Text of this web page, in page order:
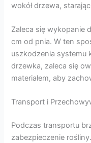
wokół drzewa,
Zaleca się wykopanie
cm od pnia. W ten
uszkodzenia systemu
drzewka, zaleca się
materiałem, aby
Transport i
Podczas transportu
zabezpieczenie